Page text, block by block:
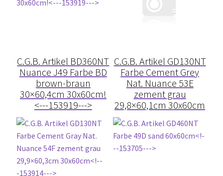
Bewegungsfugen / Dehnungsfuge
Bodenheizung / Flächenheizung
Bordüre
Brandfarbe
C.G.B. Artikel BD360NT
Nuance J49 Farbe BD
brown-braun
30×60,4cm 30x60cm!
<---153919--->
C.G.B. Artikel GD130NT
Farbe Cement Grey
Nat. Nuance 53E
zement grau
29,8×60,1cm 30x60cm